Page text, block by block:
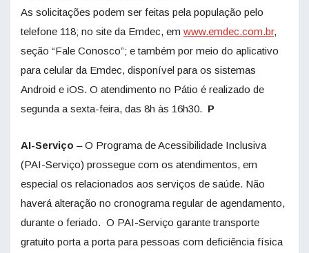
As solicitações podem ser feitas pela população pelo
telefone 118; no site da Emdec, em www.emdec.com.br,
seção “Fale Conosco”; e também por meio do aplicativo
para celular da Emdec, disponível para os sistemas
Android e iOS. O atendimento no Pátio é realizado de
segunda a sexta-feira, das 8h às 16h30. P
AI-Serviço – O Programa de Acessibilidade Inclusiva
(PAI-Serviço) prossegue com os atendimentos, em
especial os relacionados aos serviços de saúde. Não
haverá alteração no cronograma regular de agendamento,
durante o feriado. O PAI-Serviço garante transporte
gratuito porta a porta para pessoas com deficiência física